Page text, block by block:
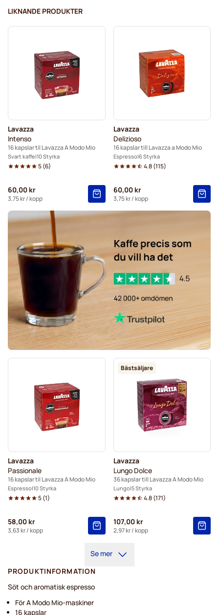
Avkalkning och rengöring för Lavazza A Modo Mio
Dolce Vita-kapslar för Lavazza A Modo Mio
Gimoka-kapslar för Lavazza A Modo Mio
LIKNANDE PRODUKTER
Lavazza
Intenso
16 kapslar til Lavazza A Modo Mio
Svart kaffe 10 Styrka
5(6)
60,00 kr
3,75 kr/ kopp
Lavazza
Delizioso
16 kapslar till Lavazza a Modo Mio
Espresso 6 Styrka
4.8(115)
60,00 kr
3,75 kr/ kopp
Lavazza
Passionale
16 kapslar til Lavazza A Modo Mio
Espresso 10 Styrka
5(1)
58,00 kr
3,63 kr/ kopp
Bästsäljare
Lavazza
Lungo Dolce
36 kapslar till Lavazza A Modo Mio
Lungo 5 Styrka
4.8(171)
107,00 kr
2,97 kr/ kopp
Se mer
PRODUKTINFORMATION
Söt och aromatisk espresso
För A Modo Mio-maskiner
16 kapslar